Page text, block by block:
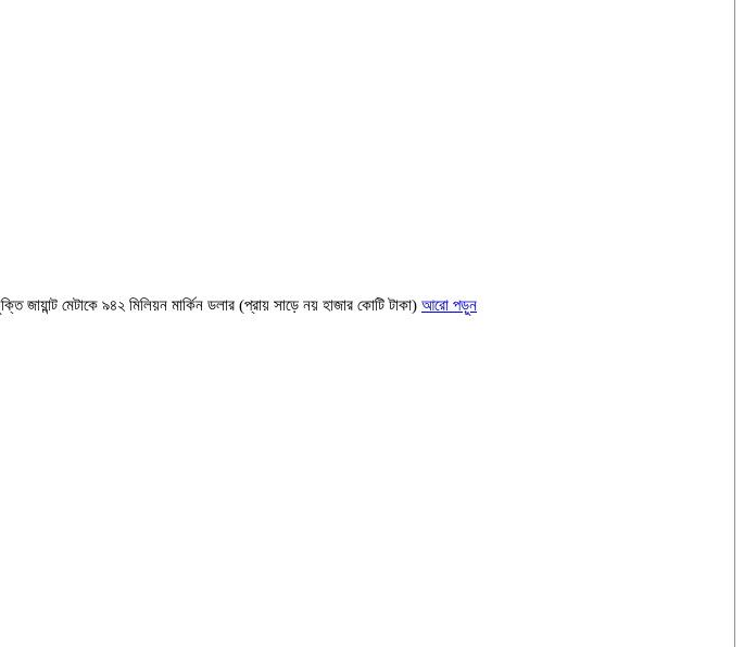
জায়ান্ট মেটাকে ৯৪২ মিলিয়ন মার্কিন ডলার (প্রায় সাড়ে নয় হাজার কোটি টাকা) আরো পড়ুন